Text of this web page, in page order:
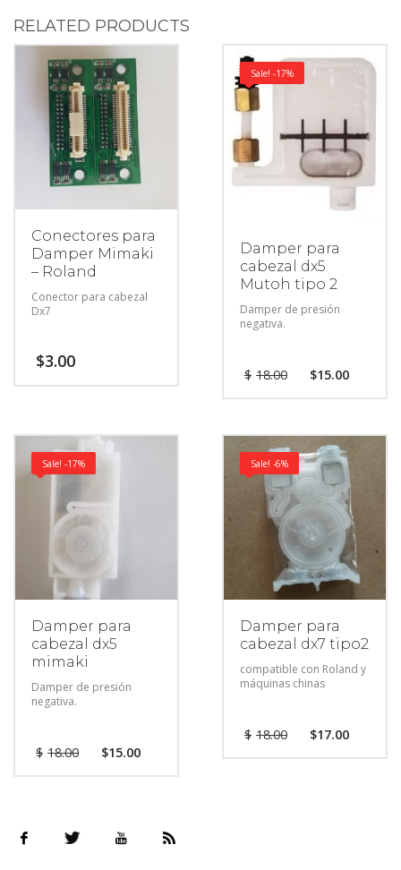
RELATED PRODUCTS
Conectores para
Damper Mimaki
– Roland
Conector para cabezal
Dx7
$3.00
Sale! -17%
Damper para
cabezal dx5
Mutoh tipo 2
Damper de presión
negativa.
$ 18.00 $15.00
Sale! -17%
Damper para
cabezal dx5
mimaki
Damper de presión
negativa.
$ 18.00 $15.00
Sale! -6%
Damper para
cabezal dx7 tipo2
compatible con Roland y
máquinas chinas
$ 18.00 $17.00